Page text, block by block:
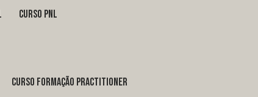
curso pnl
curso formação practitioner